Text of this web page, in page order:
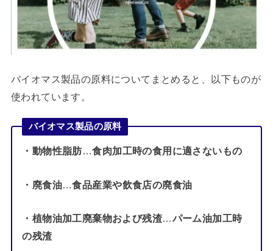
バイオマス製品の原料についてまとめると、以下ものが
使われています。
バイオマス製品の原料
・動物性脂肪…食肉加工時の食用に適さないもの
・廃食油…食品産業や飲食店の廃食油
・植物油加工廃棄物および残渣…パーム油加工時
の残渣